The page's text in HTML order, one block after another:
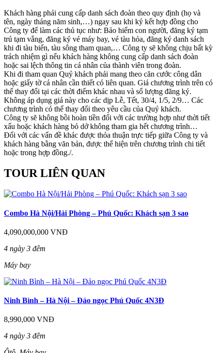
Khách hàng phải cung cấp danh sách đoàn theo quy định (họ và
tên, ngày tháng năm sinh,…) ngay sau khi ký kết hợp đồng cho
Công ty để làm các thủ tục như: Bảo hiểm con người, đăng ký tạm
trú tạm vắng, đăng ký vé máy bay, vé tàu hỏa, đăng ký danh sách
khi đi tàu biển, tàu sông tham quan,… Công ty sẽ không chịu bất kỳ
trách nhiệm gì nếu khách hàng không cung cấp danh sách đoàn
hoặc sai lệch thông tin cá nhân của thành viên trong đoàn.
Khi đi tham quan Quý khách phải mang theo căn cước công dân
hoặc giấy tờ cá nhân cần thiết có liên quan. Giá chương trình trên có
thể thay đổi tại các thời điểm khác nhau và số lượng đăng ký.
Không áp dụng giá này cho các dịp Lễ, Tết, 30/4, 1/5, 2/9… Các
chương trình có thể thay đổi theo yêu cầu của Quý khách.
Công ty sẽ không bồi hoàn tiền đối với các trường hợp như thời tiết
xấu hoặc khách hàng bỏ dở không tham gia hết chương trình…
Đối với các vấn đề khác được thỏa thuận trực tiếp giữa Công ty và
khách hàng bằng văn bản, được thể hiện trên chương trình chi tiết
hoặc trong hợp đồng./.
TOUR LIÊN QUAN
Combo Hà Nội/Hải Phòng – Phú Quốc: Khách sạn 3 sao
4,090,000,000 VNĐ
4 ngày 3 đêm
Máy bay
Ninh Bình – Hà Nội – Đảo ngọc Phú Quốc 4N3Đ
8,990,000 VNĐ
4 ngày 3 đêm